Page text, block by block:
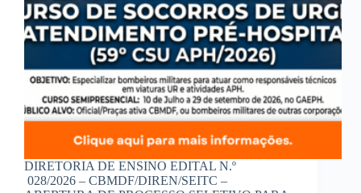
DIRETORIA DE ENSINO EDITAL N.º
028/2026 – CBMDF/DIREN/SEITC​ –